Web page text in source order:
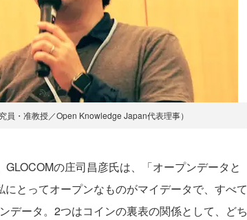
員・准教授／Open Knowledge Japan代表理事）
の庄司昌彦氏は、「オープンデータと
とってオープンなものがマイデータで、すべて
データ。2つはコインの裏表の関係として、どち